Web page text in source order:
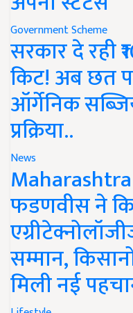
Government Scheme
सरकार दे रही
किट! अब छत
ऑर्गेनिक
प्रक्रिया..
News
फडणवीस ने
सम्मान,
मिली नई